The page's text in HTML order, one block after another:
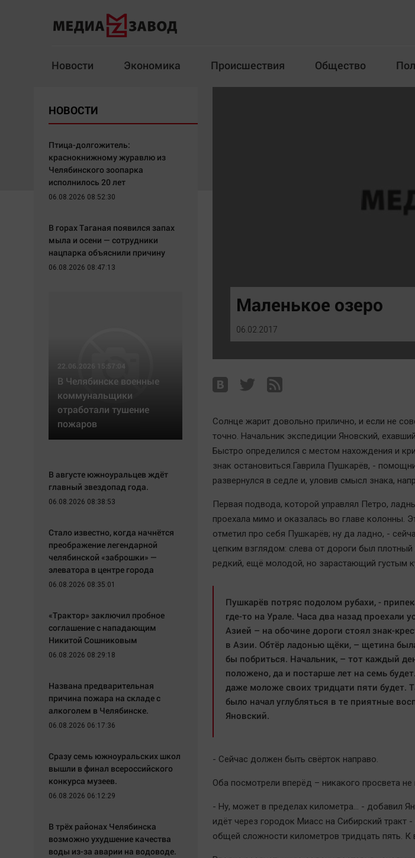
Новости Экономика Происшествия Общество
Здоровье
Архив
Общество
Политика
Экономика
Технологии
Отраслевые темы
Медиаграмотность
Челябинск космический
Другие рубрики
English version
Online-консультация
Маленькое озеро
06.02.2017
Солнце жарит довольно прилично, и если не
точно. Начальник экспедиции Яновский,
Быстро определился с местом нахождения и
знак остановиться.Гаврила Пушкарёв, -
развернулся в седле и, уловив смысл знака,
Первая подвода, которой управлял Петро,
проехала мимо и оказалась во главе колонны.
отметил про себя Пушкарёв; ну да ладно, -
цепким взглядом: слева от дороги был
редкий, ещё молодой, но зарастающий густым
Пушкарёв потряс подолом рубахи, -
где-то на Урале. Часа два назад проехали
Азией – на обочине дороги стоял знак-
в Азии. Обтёр ладонью щёки, – щетина
бы побриться. Начальник, – тот каждый
положено, да и постарше лет на семь
даже моложе своих тридцати пяти будет.
было начал углубляться в те приятные
Яновский.
- Сейчас должен быть свёрток направо.
Оба посмотрели вперёд – никакого просвета
- Ну, может в пределах километра… - добавил
идёт через городок Миасс на Сибирский тракт
общей сложности километров тридцать пять. К
НОВОСТИ
Птица-долгожитель:
краснокнижному журавлю из
Челябинского зоопарка
исполнилось 20 лет
06.08.2026 08:52:30
В горах Таганая появился запах
мыла и осени — сотрудники
нацпарка объяснили причину
06.08.2026 08:47:13
22.06.2026 15:57:04
В Челябинске военные
коммунальщики
отработали тушение
пожаров
В августе южноуральцев ждёт
главный звездопад года.
06.08.2026 08:38:53
Стало известно, когда начнётся
преображение легендарной
челябинской «заброшки» —
элеватора в центре города
06.08.2026 08:35:01
«Трактор» заключил пробное
соглашение с нападающим
Никитой Сошниковым
06.08.2026 08:29:18
Названа предварительная
причина пожара на складе с
алкоголем в Челябинске.
06.08.2026 06:17:36
Сразу семь южноуральских школ
вышли в финал всероссийского
конкурса музеев.
06.08.2026 06:12:29
В трёх районах Челябинска
возможно ухудшение качества
воды из-за аварии на водоводе.